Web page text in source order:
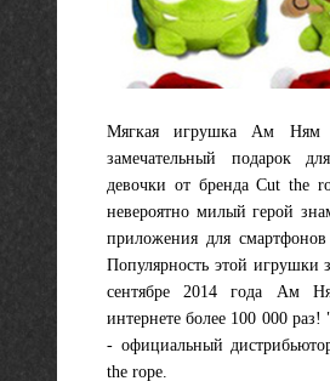
Мягкая игрушка Ам Ням
замечательный подарок
девочки от бренда Cut the
невероятно милый герой
приложения для
Популярность этой игрушки
сентябре 2014 года Ам
интернете более 100 000
- официальный
the rope.